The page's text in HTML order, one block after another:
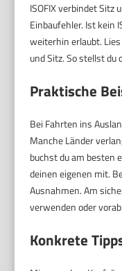
ISOFIX verbindet Sitz
Einbaufehler. Ist kein
weiterhin erlaubt.
und Sitz. So stellst du
Praktische
Bei Fahrten ins
Manche Länder
buchst du am besten
deinen eigenen mit.
Ausnahmen. Am
verwenden oder
Konkrete